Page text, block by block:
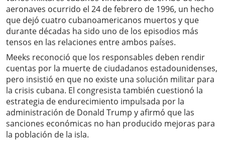
aeronaves ocurrido el 24 de febrero de 1996, un hecho
que dejó cuatro cubanoamericanos muertos y que
durante décadas ha sido uno de los episodios más
tensos en las relaciones entre ambos países.
Meeks reconoció que los responsables deben rendir
cuentas por la muerte de ciudadanos estadounidenses,
pero insistió en que no existe una solución militar para
la crisis cubana. El congresista también cuestionó la
estrategia de endurecimiento impulsada por la
administración de Donald Trump y afirmó que las
sanciones económicas no han producido mejoras para
la población de la isla.